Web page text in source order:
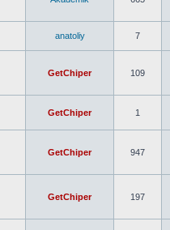
anatoliy 7
GetChiper 109
GetChiper 1
GetChiper 947
GetChiper 197